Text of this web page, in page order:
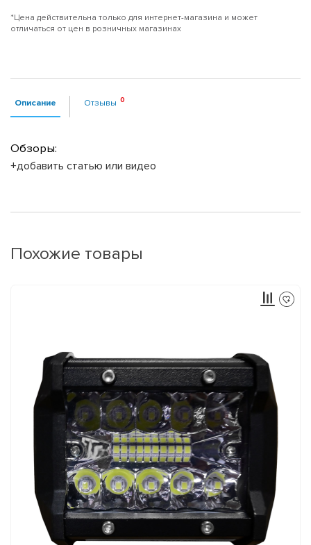
*Цена действительна только для интернет-магазина и может
отличаться от цен в розничных магазинах
Описание Отзывы
Обзоры:
+добавить статью или видео
Похожие товары